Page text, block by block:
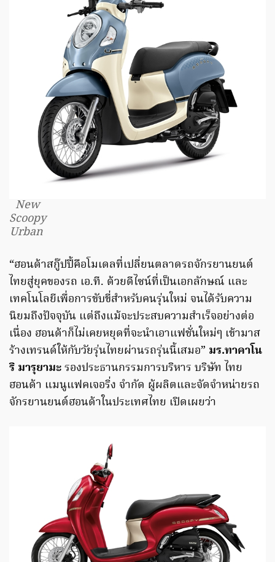
New
Scoopy
Urban
“ฮอนด้าสกู๊ปปี้คือโมเดลที่เปลี่ยนตลาดรถจักรยานยนต์
ไทยสู่ยุคของรถ เอ.ที. ด้วยดีไซน์ที่เป็นเอกลักษณ์ และ
เทคโนโลยีเพื่อการขับขี่สำหรับคนรุ่นใหม่ จนได้รับความ
นิยมถึงปัจจุบัน แต่ถึงแม้จะประสบความสำเร็จอย่างต่อ
เนื่อง ฮอนด้าก็ไม่เคยหยุดที่จะนำเอาแฟชั่นใหม่ๆ เข้ามาส
ร้างเทรนด์ให้กับวัยรุ่นไทยผ่านรถรุ่นนี้เสมอ” มร.ทาคาโน
ริ มารุยามะรองประธานกรรมการบริหาร บริษัท ไทย
ฮอนด้า แมนูแฟคเจอริ่ง จำกัด ผู้ผลิตและจัดจำหน่ายรถ
จักรยานยนต์ฮอนด้าในประเทศไทย เปิดเผยว่า